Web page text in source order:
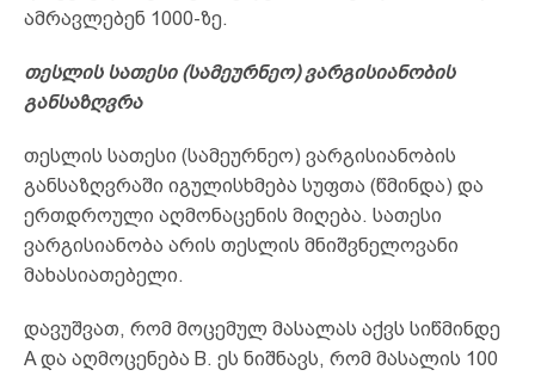
ამრავლებენ 1000-ზე.
თესლის სათესი (სამეურნეო) ვარგისიანობის
განსაზღვრა
თესლის სათესი (სამეურნეო) ვარგისიანობის
განსაზღვრაში იგულისხმება სუფთა (წმინდა) და
ერთდროული აღმონაცენის მიღება. სათესი
ვარგისიანობა არის თესლის მნიშვნელოვანი
მახასიათებელი.
დავუშვათ, რომ მოცემულ მასალას აქვს სიწმინდე
A და აღმოცენება B. ეს ნიშნავს, რომ მასალის 100